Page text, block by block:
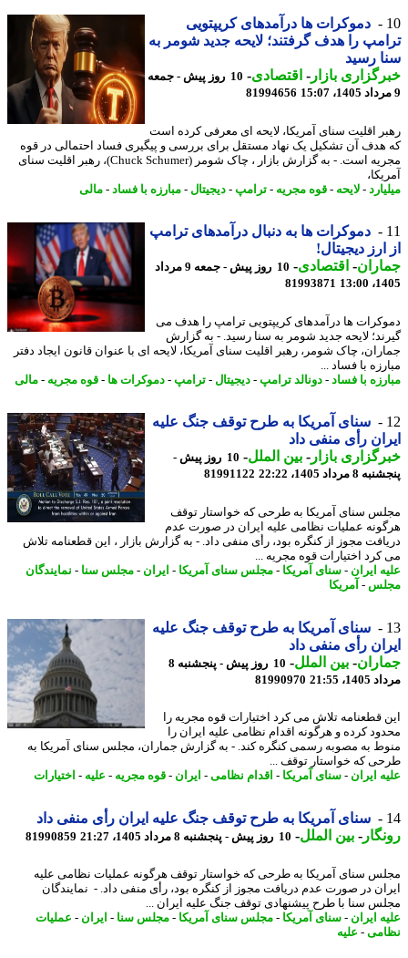
دموکرات ها درآمدهای کریپتویی
را هدف گرفتند؛ لایحه جدید شومر به
رسید
بازار- اقتصادی-
10 روز پیش - جمعه
81994656
اقلیت سنای آمریکا، لایحه ای معرفی کرده است
آن تشکیل یک نهاد مستقل برای بررسی و پیگیری فساد احتمالی در قوه
مجریه است. - به گزارش بازار ، چاک شومر (Chuck Schumer)، رهبر اقلیت سنای
-لایحه-قوه مجریه- ترامپ -دیجیتال-مبارزه با فساد-مالی
️دموکرات ها به دنبال درآمدهای ترامپ
دیجیتال!
- اقتصادی-
10 روز پیش - جمعه 9 مرداد
81993871
ها درآمدهای کریپتویی ترامپ را هدف می
لایحه جدید شومر به سنا رسید. - به گزارش
چاک شومر، رهبر اقلیت سنای آمریکا، لایحه ای با عنوان قانون ایجاد دفتر
با فساد ...
با فساد-دونالد ترامپ -دیجیتال-ترامپ -دموکرات ها- قوه مجریه- مالی
سنای آمریکا به طرح توقف جنگ علیه
رأی منفی داد
بازار- بین الملل-
10 روز پیش -
1405، 22:22
81991122
سنای آمریکا به طرحی که خواستار توقف
عملیات نظامی علیه ایران در صورت عدم
مجوز از کنگره بود، رأی منفی داد. - به گزارش بازار ، این قطعنامه تلاش
اختیارات قوه مجریه ...
ایران - سنای آمریکا- مجلس سنای آمریکا- ایران - مجلس سنا-نمایندگان
-آمریکا
سنای آمریکا به طرح توقف جنگ علیه
رأی منفی داد
- بین الملل-
10 روز پیش - پنجشنبه 8
21:55
81990970
قطعنامه تلاش می کرد اختیارات قوه مجریه را
کرده و هرگونه اقدام نظامی علیه ایران را
به مصوبه رسمی کنگره کند. - به گزارش جماران، مجلس سنای آمریکا به
که خواستار توقف ...
ایران - سنای آمریکا- اقدام نظامی-ایران - قوه مجریه- علیه -اختیارات
سنای آمریکا به طرح توقف جنگ علیه ایران رأی منفی داد
-بین الملل-10 روز پیش - پنجشنبه 8 مرداد 1405، 21:27 81990859
سنای آمریکا به طرحی که خواستار توقف هرگونه عملیات نظامی علیه
در صورت عدم دریافت مجوز از کنگره بود، رأی منفی داد. - نمایندگان
سنا با طرح پیشنهادی توقف جنگ علیه ایران ...
ایران - سنای آمریکا- مجلس سنای آمریکا- مجلس سنا-ایران -
عملیات
-علیه